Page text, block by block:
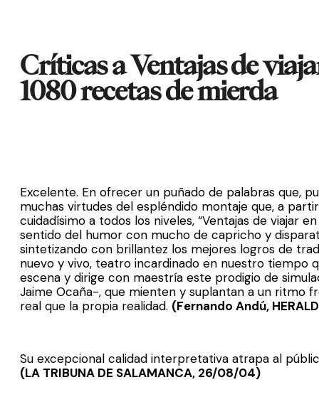
Críticas a Ventajas de
1080 recetas de mierda
Excelente. En ofrecer un puñado de palabras que,
muchas virtudes del espléndido montaje que, a
cuidadísimo a todos los niveles, “Ventajas de viajar
sentido del humor con mucho de capricho y
sintetizando con brillantez los mejores logros de
nuevo y vivo, teatro incardinado en nuestro tiempo
escena y dirige con maestría este prodigio de
Jaime Ocaña-, que mienten y suplantan a un ritmo
real que la propia realidad. (Fernando Andú,
Su excepcional calidad interpretativa atrapa al
(LA TRIBUNA DE SALAMANCA, 26/08/04)